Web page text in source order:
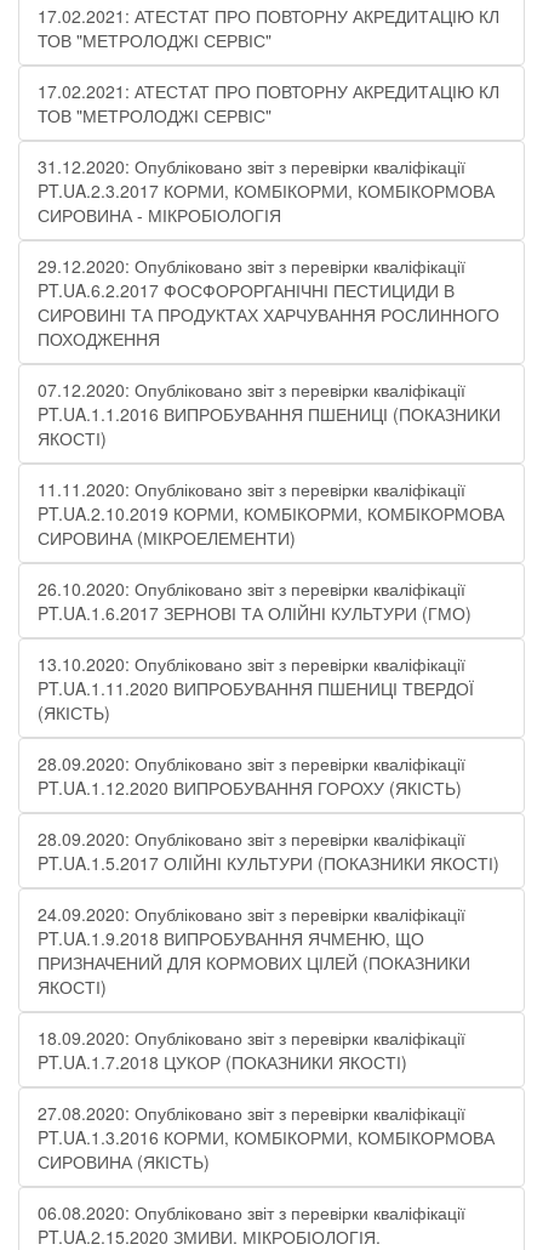
17.02.2021: АТЕСТАТ ПРО ПОВТОРНУ АКРЕДИТАЦІЮ КЛ
ТОВ "МЕТРОЛОДЖІ СЕРВІС"
17.02.2021: АТЕСТАТ ПРО ПОВТОРНУ АКРЕДИТАЦІЮ КЛ
ТОВ "МЕТРОЛОДЖІ СЕРВІС"
31.12.2020: Опубліковано звіт з перевірки кваліфікації
PT.UA.2.3.2017 КОРМИ, КОМБІКОРМИ, КОМБІКОРМОВА
СИРОВИНА - МІКРОБІОЛОГІЯ
29.12.2020: Опубліковано звіт з перевірки кваліфікації
PT.UA.6.2.2017 ФОСФОРОРГАНІЧНІ ПЕСТИЦИДИ В
СИРОВИНІ ТА ПРОДУКТАХ ХАРЧУВАННЯ РОСЛИННОГО
ПОХОДЖЕННЯ
07.12.2020: Опубліковано звіт з перевірки кваліфікації
PT.UA.1.1.2016 ВИПРОБУВАННЯ ПШЕНИЦІ (ПОКАЗНИКИ
ЯКОСТІ)
11.11.2020: Опубліковано звіт з перевірки кваліфікації
PT.UA.2.10.2019 КОРМИ, КОМБІКОРМИ, КОМБІКОРМОВА
СИРОВИНА (МІКРОЕЛЕМЕНТИ)
26.10.2020: Опубліковано звіт з перевірки кваліфікації
PT.UA.1.6.2017 ЗЕРНОВІ ТА ОЛІЙНІ КУЛЬТУРИ (ГМО)
13.10.2020: Опубліковано звіт з перевірки кваліфікації
PT.UA.1.11.2020 ВИПРОБУВАННЯ ПШЕНИЦІ ТВЕРДОЇ
(ЯКІСТЬ)
28.09.2020: Опубліковано звіт з перевірки кваліфікації
PT.UA.1.12.2020 ВИПРОБУВАННЯ ГОРОХУ (ЯКІСТЬ)
28.09.2020: Опубліковано звіт з перевірки кваліфікації
PT.UA.1.5.2017 ОЛІЙНІ КУЛЬТУРИ (ПОКАЗНИКИ ЯКОСТІ)
24.09.2020: Опубліковано звіт з перевірки кваліфікації
PT.UA.1.9.2018 ВИПРОБУВАННЯ ЯЧМЕНЮ, ЩО
ПРИЗНАЧЕНИЙ ДЛЯ КОРМОВИХ ЦІЛЕЙ (ПОКАЗНИКИ
ЯКОСТІ)
18.09.2020: Опубліковано звіт з перевірки кваліфікації
PT.UA.1.7.2018 ЦУКОР (ПОКАЗНИКИ ЯКОСТІ)
27.08.2020: Опубліковано звіт з перевірки кваліфікації
PT.UA.1.3.2016 КОРМИ, КОМБІКОРМИ, КОМБІКОРМОВА
СИРОВИНА (ЯКІСТЬ)
06.08.2020: Опубліковано звіт з перевірки кваліфікації
PT.UA.2.15.2020 ЗМИВИ. МІКРОБІОЛОГІЯ.